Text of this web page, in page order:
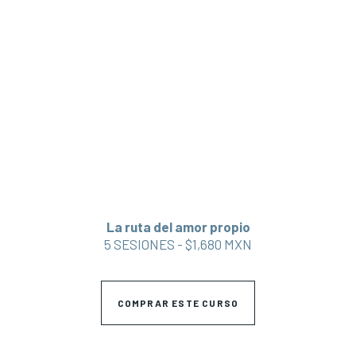
La ruta del amor propio
5 SESIONES - $1,680 MXN
COMPRAR ESTE CURSO